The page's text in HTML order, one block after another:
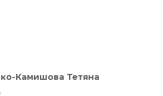
Камишова Тетяна